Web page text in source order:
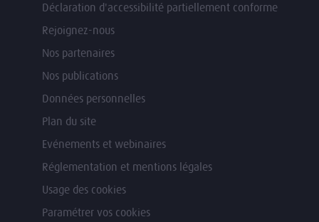
Déclaration d'accessibilité partiellement conforme
Rejoignez-nous
Nos partenaires
Nos publications
Données personnelles
Plan du site
Evénements et webinaires
Réglementation et mentions légales
Usage des cookies
Paramétrer vos cookies